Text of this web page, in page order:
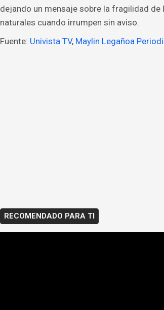
dejando un mensaje sobre la fragilidad
naturales cuando irrumpen sin aviso.
Fuente: Univista TV, Maylin Legañoa
RECOMENDADO PARA TI